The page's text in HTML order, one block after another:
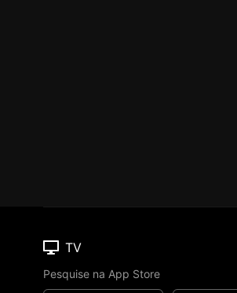
TV
Pesquise na App Store